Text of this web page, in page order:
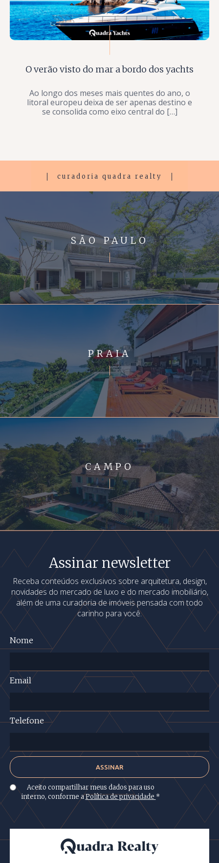
O verão visto do mar a bordo dos yachts
Ao longo dos meses mais quentes do ano, o
litoral europeu deixa de ser apenas destino e
se consolida como eixo central do […]
curadoria quadra realty
SÃO PAULO
PRAIA
CAMPO
Assinar newsletter
Receba conteúdos exclusivos sobre arquitetura, design,
novidades do mercado de luxo e do mercado imobiliário,
além de uma curadoria de imóveis pensada com todo
carinho para você.
Nome
Email
Telefone
Aceito compartilhar meus dados para uso
interno, conforme aPolítica de privacidade *